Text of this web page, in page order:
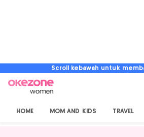
Scroll kebawah untuk
HOME MOM AND KIDS TRAVEL